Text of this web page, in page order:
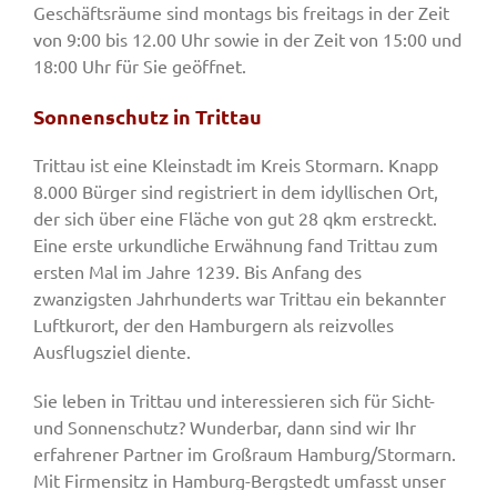
Geschäftsräume sind montags bis freitags in der Zeit
von 9:00 bis 12.00 Uhr sowie in der Zeit von 15:00 und
18:00 Uhr für Sie geöffnet.
Sonnenschutz in Trittau
Trittau ist eine Kleinstadt im Kreis Stormarn. Knapp
8.000 Bürger sind registriert in dem idyllischen Ort,
der sich über eine Fläche von gut 28 qkm erstreckt.
Eine erste urkundliche Erwähnung fand Trittau zum
ersten Mal im Jahre 1239. Bis Anfang des
zwanzigsten Jahrhunderts war Trittau ein bekannter
Luftkurort, der den Hamburgern als reizvolles
Ausflugsziel diente.
Sie leben in Trittau und interessieren sich für Sicht-
und Sonnenschutz? Wunderbar, dann sind wir Ihr
erfahrener Partner im Großraum Hamburg/Stormarn.
Mit Firmensitz in Hamburg-Bergstedt umfasst unser